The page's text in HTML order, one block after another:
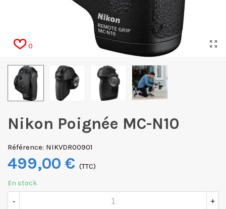
0
Nikon Poignée MC-N10
Référence: NIKVDR00901
499,00 € (TTC)
En stock
- +